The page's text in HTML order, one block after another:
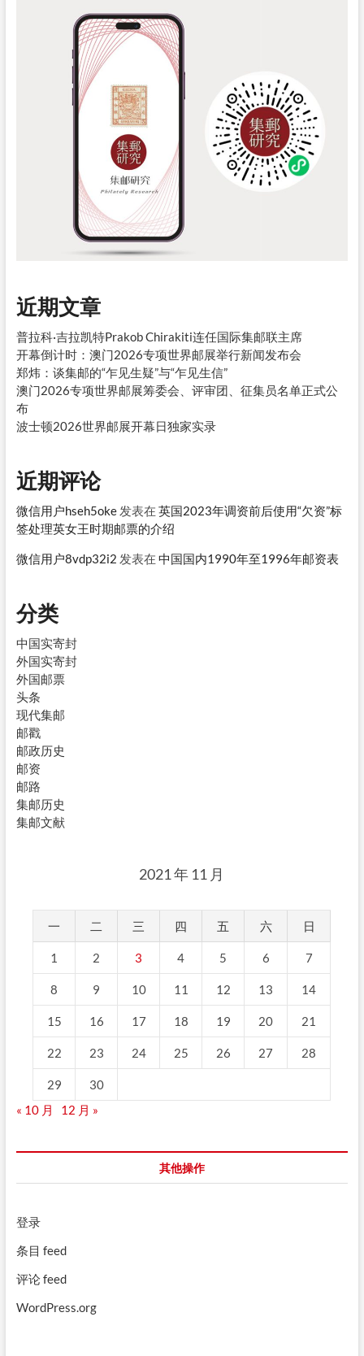
近期文章
普拉科·吉拉凯特Prakob Chirakiti连任国际集邮联主席
开幕倒计时：澳门2026专项世界邮展举行新闻发布会
郑炜：谈集邮的“乍见生疑”与“乍见生信”
澳门2026专项世界邮展筹委会、评审团、征集员名单正式公
布
波士顿2026世界邮展开幕日独家实录
近期评论
微信用户hseh5oke发表在 英国2023年调资前后使用“欠资”标
签处理英女王时期邮票的介绍
微信用户8vdp32i2 发表在 中国国内1990年至1996年邮资表
分类
中国实寄封
外国实寄封
外国邮票
头条
现代集邮
邮戳
邮政历史
邮资
邮路
集邮历史
集邮文献
2021 年 11 月
一 二 三 四 五 六 日
1 2 3 4 5 6 7
8 9 10 11 12 13 14
15 16 17 18 19 20 21
22 23 24 25 26 27 28
29
30
« 10 月
12 月 »
其他操作
登录
条目 feed
评论 feed
WordPress.org